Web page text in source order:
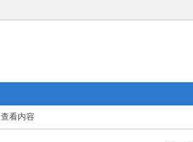
查看内容